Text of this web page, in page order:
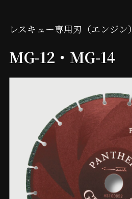
レスキュー専用刃（エンジン）
MG-12・MG-14